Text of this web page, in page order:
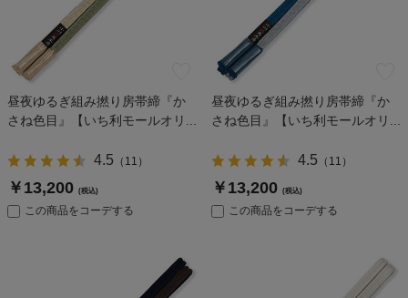
昼夜ゆるぎ組み撚り房帯締『か
さね色目』【いち利モールオリ...
4.5 （ 11 ）
￥13,200 (税込)
この商品をコーデする
昼夜ゆるぎ組み撚り房帯締『か
さね色目』【いち利モールオリ...
4.5 （ 11 ）
￥13,200 (税込)
この商品をコーデする